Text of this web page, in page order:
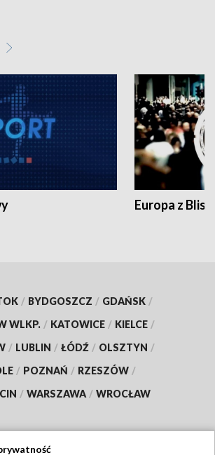
Europa z
/ BYDGOSZCZ / GDAŃSK /
WLKP. / KATOWICE / KIELCE /
/ LUBLIN / ŁÓDŹ / OLSZTYN /
/ POZNAŃ / RZESZÓW /
/ WARSZAWA / WROCŁAW